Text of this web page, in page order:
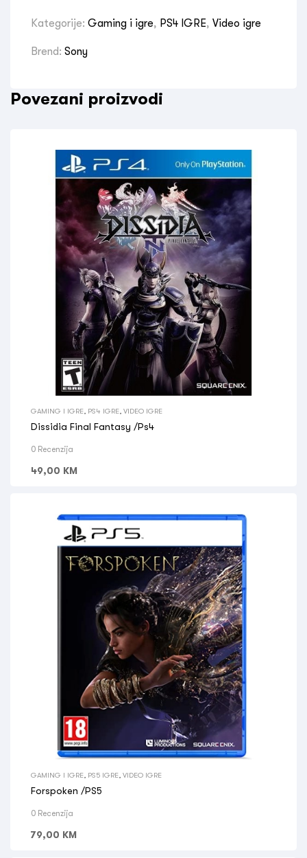
Kategorije: Gaming i igre, PS4 IGRE, Video igre
Brend: Sony
Povezani proizvodi
GAMING I IGRE PS4 IGRE VIDEO IGRE
Dissidia Final Fantasy /Ps4
0 Recenzija
49,00 KM
GAMING I IGRE PS5 IGRE VIDEO IGRE
Forspoken /PS5
0 Recenzija
79,00 KM